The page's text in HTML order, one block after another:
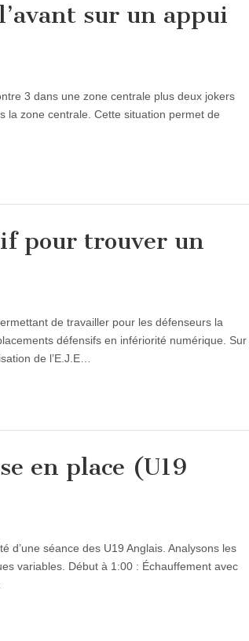
sur un appui
3 dans une zone centrale plus deux jokers
la zone centrale. Cette situation permet de
pour trouver un
de travailler pour les défenseurs la
défensifs en infériorité numérique. Sur
de l’E.J.E…
en place (U19
d’une séance des U19 Anglais. Analysons les
variables. Début à 1:00 : Échauffement avec